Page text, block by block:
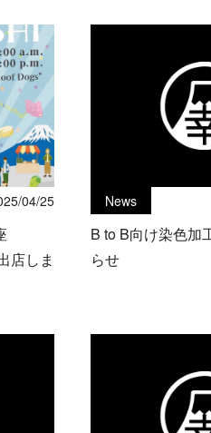
04/25
店しま
News
B to B向け染色加
らせ